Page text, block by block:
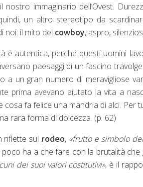
nostro immaginario dell’Ovest.
un altro stereotipo da
noi: il mito del cowboy, aspro,
è autentica, perché questi uomini
paesaggi di un fascino
a un gran numero di meravigliose
prima avevano aiutato la vita a
cosa fa felice una mandria di alci. Per
rara forma di dolcezza. (p. 62)
riflette sul rodeo, «frutto e simbolo
ha a che fare con la brutalità
dei suoi valori costitutivi», è il